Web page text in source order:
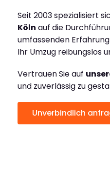
Seit 2003 spezialisiert
Köln auf die
umfassenden
Ihr Umzug reibungslos
Vertrauen Sie auf
und zuverlässig zu
Unverbindlich